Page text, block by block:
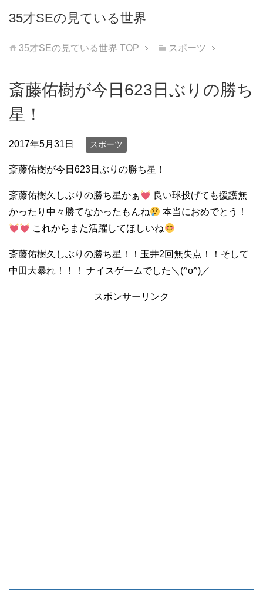
35才SEの見ている世界
35才SEの見ている世界 TOP スポーツ
斎藤佑樹が今日623日ぶりの勝ち
星！
2017年5月31日 スポーツ
斎藤佑樹が今日623日ぶりの勝ち星！
斎藤佑樹久しぶりの勝ち星かぁ
良い球投げても援護無
かったり中々勝てなかったもんね
本当におめでとう！
これからまた活躍してほしいね
斎藤佑樹久しぶりの勝ち星！！玉井2回無失点！！そして
中田大暴れ！！！ ナイスゲームでした＼(^o^)／
スポンサーリンク